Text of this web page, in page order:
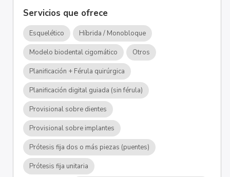
Servicios que ofrece
Esquelético Híbrida / Monobloque
Modelo biodental cigomático Otros
Planificación + Férula quirúrgica
Planificación digital guiada (sin férula)
Provisional sobre dientes
Provisional sobre implantes
Prótesis fija dos o más piezas (puentes)
Prótesis fija unitaria